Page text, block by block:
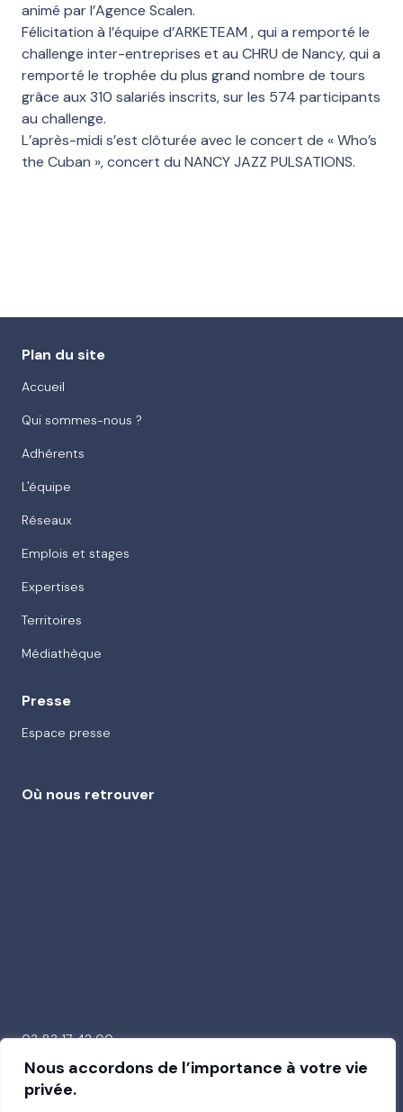
Nous accordons de l’importance à votre vie
privée.
animé par l’Agence Scalen.
Félicitation à l’équipe d’ARKETEAM , qui a remporté le
challenge inter-entreprises et au CHRU de Nancy, qui a
remporté le trophée du plus grand nombre de tours
grâce aux 310 salariés inscrits, sur les 574 participants
au challenge.
L’après-midi s’est clôturée avec le concert de « Who’s
the Cuban », concert du NANCY JAZZ PULSATIONS.
Plan du site
Accueil
Qui sommes-nous ?
Adhérents
L'équipe
Réseaux
Emplois et stages
Expertises
Territoires
Médiathèque
Presse
Espace presse
Où nous retrouver
03 83 17 42 00
26 avenue de la Garenne
54000 Nancy